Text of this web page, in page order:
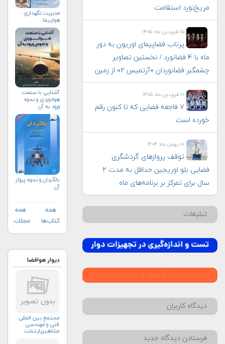
مریخ‌نورد استقامت
۱۵ فروردین ماه ۱۴۰۵
پرتاب فضاپیمای اوریون به دور
ماه با ۴ فضانورد / نخستین تصاویر
چشمگیر فضانوردان «آرتمیس ۲» از زمین
۱۰ فروردین ماه ۱۴۰۵
۷ فاجعه فضایی که تا کنون رقم
خورده است
۱۸ بهمن ماه ۱۴۰۴
توقف پروازهای گردشگری
فضایی بلو اوریجین حداقل به مدت ۲
سال برای تمرکز بر برنامه‌های ماه
تبلیغات
دیدگاه کاربران
فرستادن دیدگاه جدید
مدیریت نگهداری
هواپیما
آشنایی با صنعت
هوانوردی و نحوه
ورود به آن
بالگردان و نحوه پرواز
آن
همه
کتاب‌ها
همه
مجلات
دیوار هوافضا
مجتمع بین المللی
فنی و مهندسی
مشاهیرپایتخت